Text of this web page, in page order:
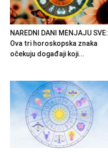
NAREDNI DANI MENJAJU SVE:
Ova tri horoskopska znaka
očekuju događaji koji...